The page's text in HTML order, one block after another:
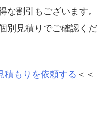
な割引もございます。
別見積りでご確認くだ
積もりを依頼する ＜＜